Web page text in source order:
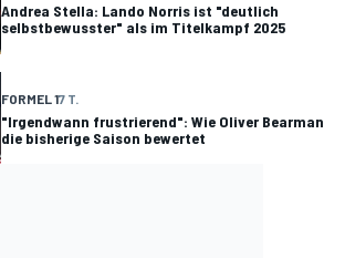
Andrea Stella: Lando Norris ist "deutlich
selbstbewusster" als im Titelkampf 2025
FORMEL 17 T.
"Irgendwann frustrierend": Wie Oliver Bearman
die bisherige Saison bewertet